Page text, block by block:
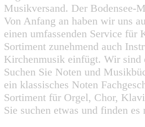
Musikversand. Der Bodensee-
Von Anfang an haben wir uns
einen umfassenden Service für
Sortiment zunehmend auch
Kirchenmusik einfügt. Wir sind
Suchen Sie Noten und
ein klassisches Noten
Sortiment für Orgel, Chor,
Sie suchen etwas und finden